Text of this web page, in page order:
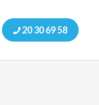
20 30 69 58